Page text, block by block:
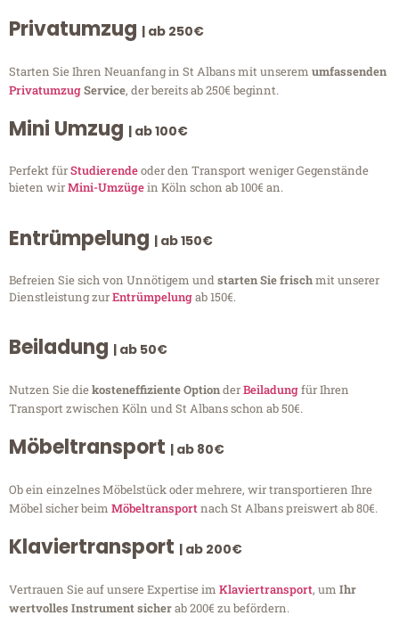
Privatumzug | ab 250€
Starten Sie Ihren Neuanfang in St Albans mit unserem umfassenden
PrivatumzugService, der bereits ab 250€ beginnt.
Mini Umzug | ab 100€
Perfekt fürStudierendeoder den Transport weniger Gegenstände
bieten wirMini-Umzügein Köln schon ab 100€ an.
Entrümpelung | ab 150€
Befreien Sie sich von Unnötigem undstarten Sie frischmit unserer
Dienstleistung zurEntrümpelungab 150€.
Beiladung | ab 50€
Nutzen Sie diekosteneffiziente OptionderBeiladungfür Ihren
Transport zwischen Köln und St Albans schon ab 50€.
Möbeltransport | ab 80€
Ob ein einzelnes Möbelstück oder mehrere, wir transportieren Ihre
Möbel sicher beim Möbeltransportnach St Albans preiswert ab 80€.
Klaviertransport | ab 200€
Vertrauen Sie auf unsere Expertise im Klaviertransport, um Ihr
wertvolles Instrument sicherab 200€ zu befördern.